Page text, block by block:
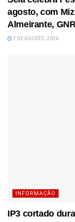
agosto, com
Almeirante,
7 DE AGOSTO, 2026
INFORMAÇÃO
IP3 cortado